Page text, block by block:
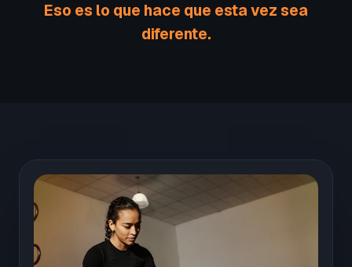
Eso es lo que hace que esta vez sea
diferente.